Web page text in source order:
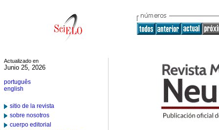
Actualizado en
Junio 25, 2026
português
english
sitio de la revista
sobre nosotros
cuerpo editorial